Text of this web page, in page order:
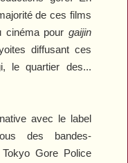
de ces films
cinéma pour gaijin
diffusant ces
le quartier des...
avec le label
des bandes-
Tokyo Gore Police